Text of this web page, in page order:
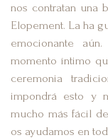
nos contratan una
Elopement. La ha
emocionante
momento íntimo
ceremonia
impondrá esto y
mucho más fácil
os ayudamos en